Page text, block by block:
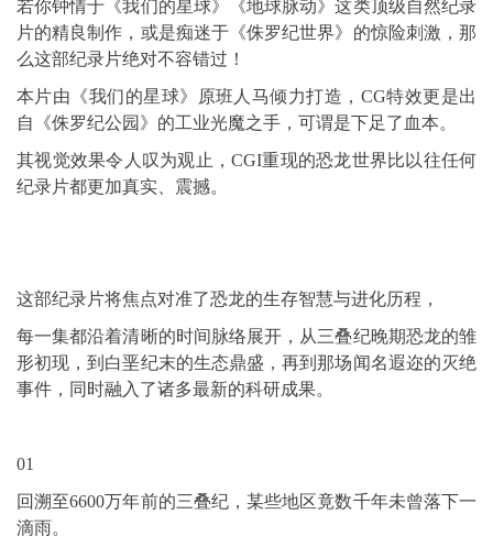
若你钟情于《我们的星球》《地球脉动》这类顶级自然纪录
片的精良制作，或是痴迷于《侏罗纪世界》的惊险刺激，那
么这部纪录片绝对不容错过！
本片由《我们的星球》原班人马倾力打造，CG特效更是出
自《侏罗纪公园》的工业光魔之手，可谓是下足了血本。
其视觉效果令人叹为观止，CGI重现的恐龙世界比以往任何
纪录片都更加真实、震撼。
这部纪录片将焦点对准了恐龙的生存智慧与进化历程，
每一集都沿着清晰的时间脉络展开，从三叠纪晚期恐龙的雏
形初现，到白垩纪末的生态鼎盛，再到那场闻名遐迩的灭绝
事件，同时融入了诸多最新的科研成果。
01
回溯至6600万年前的三叠纪，某些地区竟数千年未曾落下一
滴雨。